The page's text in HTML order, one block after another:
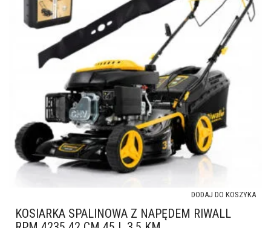
KOSIARKA SPALINOWA Z NAPĘDEM RIWALL
DODAJ DO KOSZYKA